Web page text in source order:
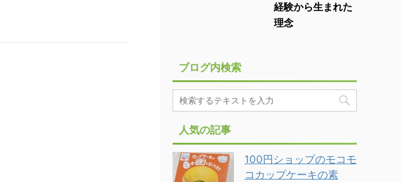
経験から生まれた
理念
ブログ内検索
人気の記事
100円ショップのモコモ
コカップケーキの素